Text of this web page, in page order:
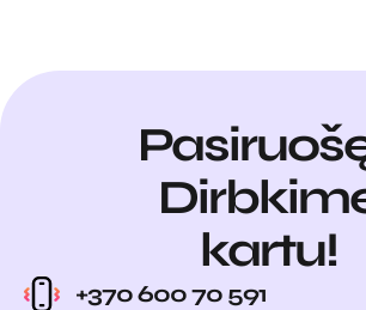
kartu!
+370 600 70 591